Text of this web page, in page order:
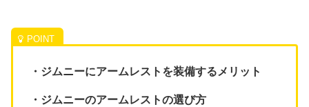
・ジムニーにアームレストを装備するメリット
・ジムニーのアームレストの選び方